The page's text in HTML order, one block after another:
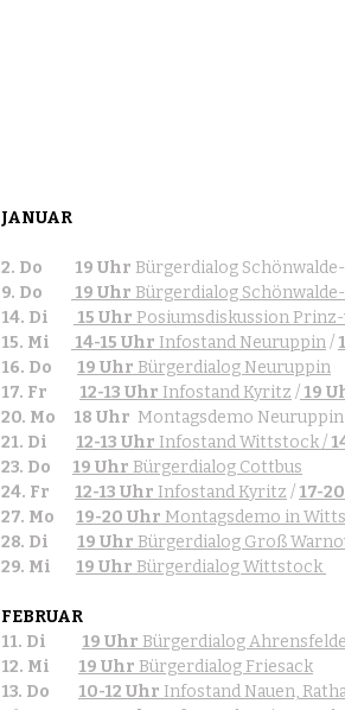
JANUAR
2. Do 19 Uhr Bürgerdialog
9. Do
19 Uhr Bürgerdialog
14. Di
15 Uhr Posiumsdiskussion
15. Mi
14-15 Uhr Infostand Neuruppin /
16. Do
19 Uhr Bürgerdialog Neuruppin
17. Fr
12-13 Uhr Infostand Kyritz / 19
20. Mo
18 Uhr
  Montagsdemo Neuruppin
21. Di
12-13 Uhr Infostand Wittstock /
23. Do
19 Uhr Bürgerdialog Cottbus
24. Fr
12-13 Uhr Infostand Kyritz / 17-
27. Mo
19-20 Uhr Montagsdemo in
28. Di
19 Uhr Bürgerdialog Groß
29. Mi
19 Uhr Bürgerdialog Wittstock
FEBRUAR
11. Di
19 Uhr Bürgerdialog Ahrensfelde
12. Mi
19 Uhr Bürgerdialog Friesack
13. Do
10-12 Uhr Infostand Nauen,